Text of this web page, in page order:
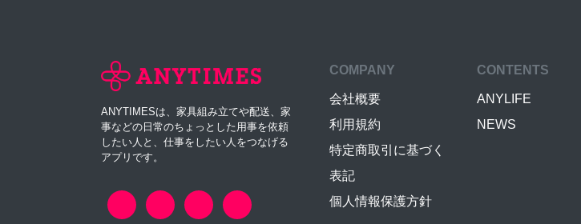
ANYTIMESは、家具組み立てや配送、家
事などの日常のちょっとした用事を依頼
したい人と、仕事をしたい人をつなげる
アプリです。
COMPANY
会社概要
利用規約
特定商取引に基づく
表記
個人情報保護方針
CONTENTS
ANYLIFE
NEWS